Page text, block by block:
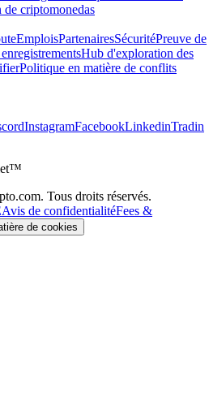
de criptomonedas
EmploisPartenairesSécuritéPreuve de
Hub d'exploration des
Politique en matière de conflits
InstagramFacebookLinkedinTradin
Tous droits réservés.
Avis de confidentialitéFees &
de cookies